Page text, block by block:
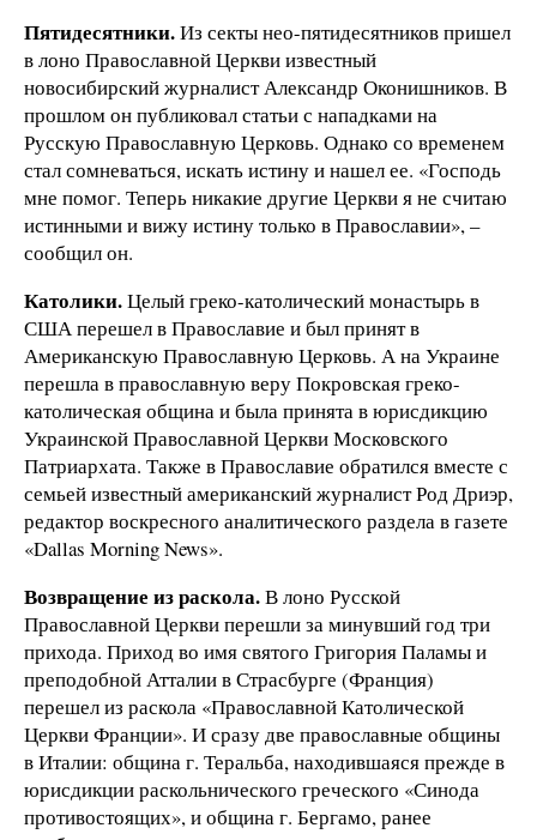
Пятидесятники.Из секты нео-пятидесятников пришел
в лоно Православной Церкви известный
новосибирский журналист Александр Оконишников. В
прошлом он публиковал статьи с нападками на
Русскую Православную Церковь. Однако со временем
стал сомневаться, искать истину и нашел ее. «Господь
мне помог. Теперь никакие другие Церкви я не считаю
истинными и вижу истину только в Православии», –
сообщил он.
Католики.Целый греко-католический монастырь в
США перешел в Православие и был принят в
Американскую Православную Церковь. А на Украине
перешла в православную веру Покровская греко-
католическая община и была принята в юрисдикцию
Украинской Православной Церкви Московского
Патриархата. Также в Православие обратился вместе с
семьей известный американский журналист Род Дриэр,
редактор воскресного аналитического раздела в газете
«Dallas Morning News».
Возвращение из раскола.В лоно Русской
Православной Церкви перешли за минувший год три
прихода. Приход во имя святого Григория Паламы и
преподобной Атталии в Страсбурге (Франция)
перешел из раскола «Православной Католической
Церкви Франции». И сразу две православные общины
в Италии: община г. Теральба, находившаяся прежде в
юрисдикции раскольнического греческого «Синода
противостоящих», и община г. Бергамо, ранее